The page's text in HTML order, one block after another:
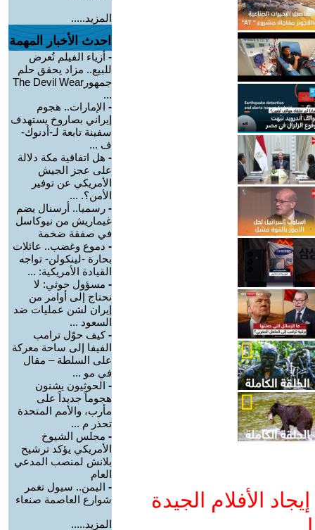
الأفلام الجيدة
المزيد.....
احدث الأخبار المهمة
- أزياء الفيلم تُعرض
للبيع.. مزاد يحقق حلم
جمهورThe Devil Wear
...
- الإمارات.. هجوم
إيراني بصاروخ يستهدف
سفينة تابعة لـ-أدنوك-
ف ...
- هل اتفاقية مكة دلالة
على عجز الجيش
الأمريكي عن توفير
الأمن؟. ...
- رسميا.. أرسنال يضم
غيماريش من نيوكاسل
في صفقة ضخمة
- دموع وغضب.. عائلات
بحارة -لينكولن- تواجه
القيادة الأمريكية: ...
- مسؤول حوثي: لا
نحتاج إلى أوامر من
إيران لشن عمليات ضد
السعود ...
-كيف حوّل ترامب
الفيفا إلى ساحة معركة
على السلطة – مقال
في مو ...
- الحوثيون يشنون
هجوماً جديداً على
مأرب، والأمم المتحدة
تحذر م ...
- مجلس الشيوخ
الأمريكي يؤكد ترشيح
بلانش لمنصب المدعي
العام
- اليمن.. سيول تغمر
شوارع العاصمة صنعاء
المزيد.....